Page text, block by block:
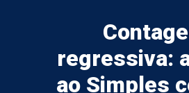
regressiva:
ao Simples